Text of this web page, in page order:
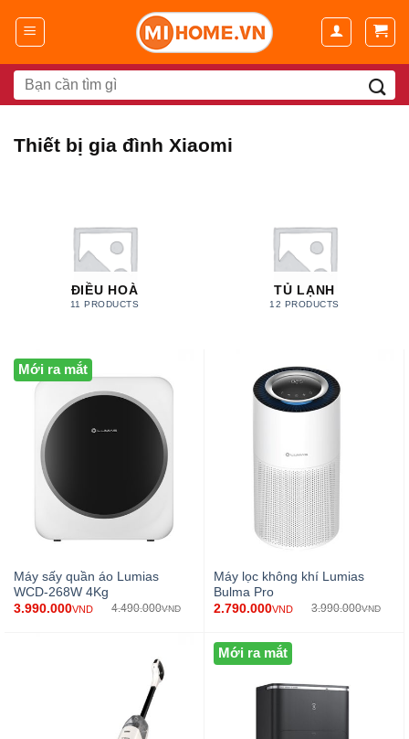
đến
dungSearch
for:
Thiết bị gia đình Xiaomi
ĐIỀU HOÀ
11 PRODUCTS
TỦ LẠNH
12 PRODUCTS
Mới ra mắt
Máy sấy quần áo Lumias
WCD-268W 4Kg
3.990.000VND 4.490.000VND
Máy lọc không khí Lumias
Bulma Pro
2.790.000VND 3.990.000VND
Mới ra mắt